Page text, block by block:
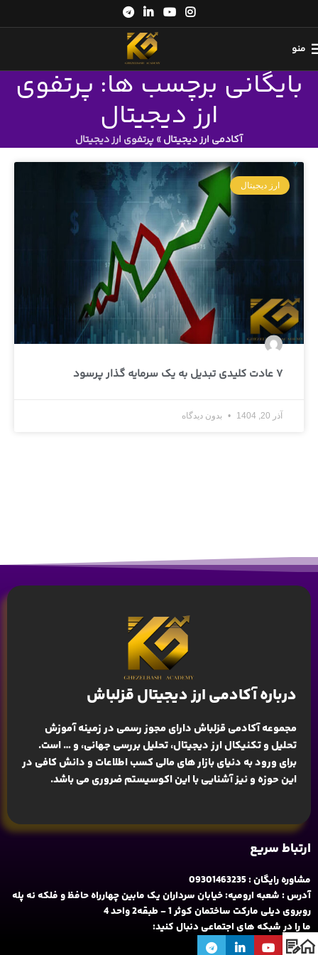
منو
بایگانی برچسب ها: پرتفوی
ارز دیجیتال
آکادمی ارز دیجیتال»پرتفوی ارز دیجیتال
ارز دیجیتال
7 عادت کلیدی تبدیل به یک سرمایه گذار پرسود
آذر 20, 1404 بدون دیدگاه
درباره آکادمی ارز دیجیتال قزلباش
مجموعه آکادمی قزلباش دارای مجوز رسمی در زمینهآموزش
تحلیل و تکنیکال ارز دیجیتال، تحلیل بررسی جهانی، و … است.
برای ورود به دنیای بازار های مالی کسب اطلاعات و دانش کافی در
این حوزه و نیز آشنایی با این اکوسیستم ضروری می باشد.
ارتباط سریع
مشاوره رایگان : 09301463235
آدرس : شعبه ارومیه: خیابان سرداران یک مابین چهارراه حافظ و فلکه نه پله
روبروی دیلی مارکت ساختمان کوثر 1 - طبقه2 واحد 4
ما را در شبکه های اجتماعی دنبال کنید: